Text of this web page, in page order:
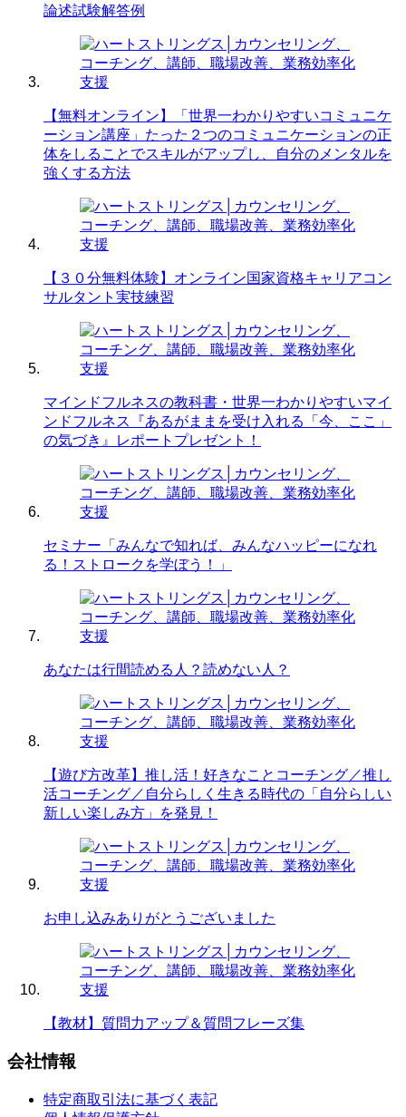
論述試験解答例
【無料オンライン】「世界一わかりやすいコミュニケ
ーション講座」たった２つのコミュニケーションの正
体をしることでスキルがアップし、自分のメンタルを
強くする方法
【３０分無料体験】オンライン国家資格キャリアコン
サルタント実技練習
マインドフルネスの教科書・世界一わかりやすいマイ
ンドフルネス『あるがままを受け入れる「今、ここ」
の気づき』レポートプレゼント！
セミナー「みんなで知れば、みんなハッピーになれ
る！ストロークを学ぼう！」
あなたは行間読める人？読めない人？
【遊び方改革】推し活！好きなことコーチング／推し
活コーチング／自分らしく生きる時代の「自分らしい
新しい楽しみ方」を発見！
お申し込みありがとうございました
【教材】質問力アップ＆質問フレーズ集
会社情報
特定商取引法に基づく表記